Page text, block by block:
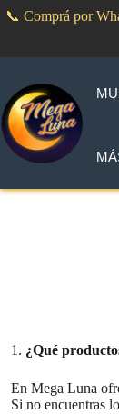
📞 Comprá por
1. ¿Qué
En Mega Luna
Si no encuentras